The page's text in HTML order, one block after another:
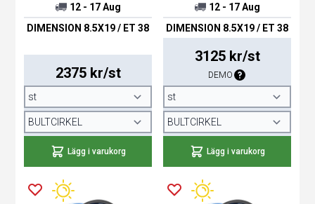
12 - 17 Aug
DIMENSION 8.5X19 / ET 38
2375 kr/st
Lägg i varukorg
12 - 17 Aug
DIMENSION 8.5X19 / ET 38
3125 kr/st
DEMO
Lägg i varukorg